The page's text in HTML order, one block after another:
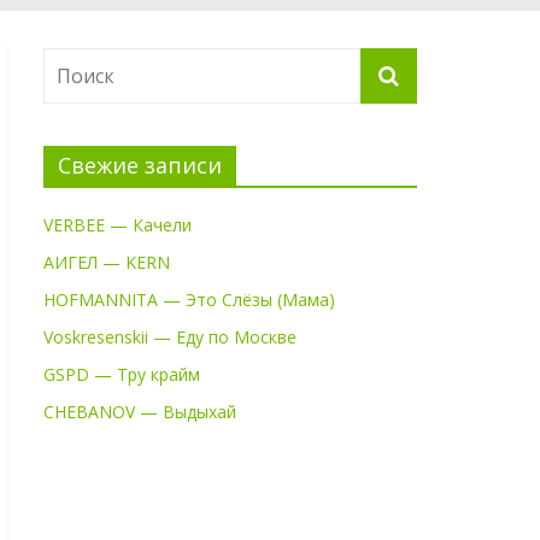
Свежие записи
VERBEE — Качели
АИГЕЛ — KERN
HOFMANNITA — Это Слёзы (Мама)
Voskresenskii — Еду по Москве
GSPD — Тру крайм
CHEBANOV — Выдыхай